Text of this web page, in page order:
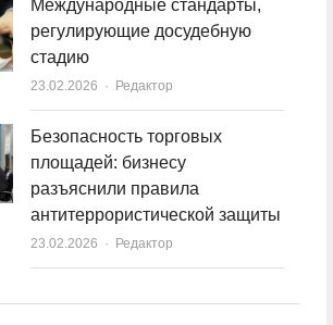
Международные стандарты,
регулирующие досудебную
стадию
23.02.2026 Author
Редактор
Безопасность торговых
площадей: бизнесу
разъяснили правила
антитеррористической защиты
23.02.2026 Author
Редактор